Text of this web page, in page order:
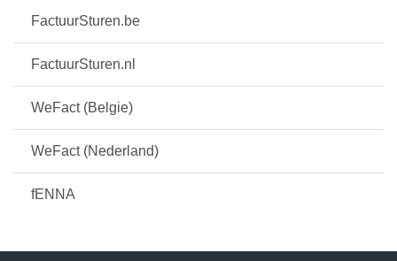
FactuurSturen.be
FactuurSturen.nl
WeFact (Belgie)
WeFact (Nederland)
fENNA